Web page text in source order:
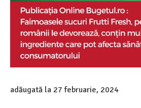
adăugată la 27 februarie, 2024